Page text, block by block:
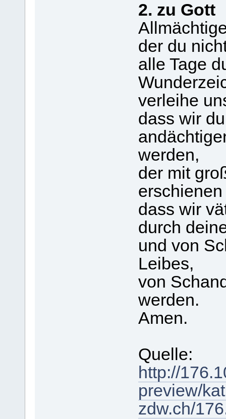
2. zu Gott
der du
alle Tage
verleihe
dass wir
werden,
der mit
dass wir
durch
und von
Leibes,
von
werden.
Amen.
Quelle:
http://
preview/
zdw.ch/